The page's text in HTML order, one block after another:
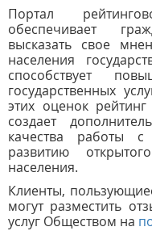
Портал
обеспечивает
высказать свое
населения
способствует
государственных
этих оценок рейтинг
создает
качества работы с
развитию
населения.
Клиенты,
могут разместить
услуг Обществом на